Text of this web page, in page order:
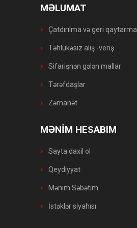
MƏLUMAT
Çatdırılma və geri qaytarma
Təhlükəsiz alış -veriş
Sifarişnən gələn mallar
Tərəfdaşlar
Zəmanət
MƏNİM HESABIM
Sayta daxil ol
Qeydiyyat
Mənim Səbətim
İstəklər siyahısı